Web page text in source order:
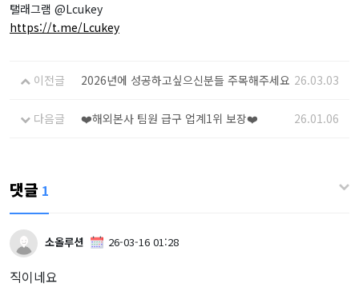
탤래그램 @Lcukey
https://t.me/Lcukey
이전글 2026년에 성공하고싶으신분들 주목해주세요 26.03.03
다음글 ❤️해외본사 팀원 급구 업계1위 보장❤️ 26.01.06
댓글 1
소올루션 26-03-16 01:28
직이네요